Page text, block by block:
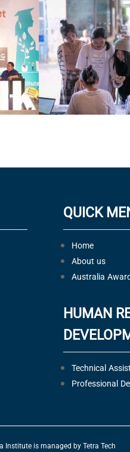
QUICK
Home
About us
Australia
HUMAN
Technical
Professional
Institute is managed by Tetra Tech